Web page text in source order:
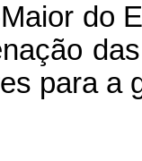
do
para a